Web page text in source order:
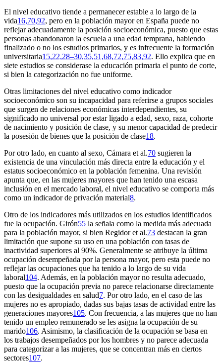
El nivel educativo tiende a permanecer estable a lo largo de la
vida16,70,92, pero en la población mayor en España puede no
reflejar adecuadamente la posición socioeconómica, puesto que estas
personas abandonaron la escuela a una edad temprana, habiendo
finalizado o no los estudios primarios, y es infrecuente la formación
universitaria15,22,28–30,35,51,68,72,75,83,92. Ello explica que en
siete estudios se considerase la educación primaria el punto de corte,
si bien la categorización no fue uniforme.
Otras limitaciones del nivel educativo como indicador
socioeconómico son su incapacidad para referirse a grupos sociales
que surgen de relaciones económicas interdependientes, su
significado no universal por estar ligado a edad, sexo, raza, cohorte
de nacimiento y posición de clase, y su menor capacidad de predecir
la posesión de bienes que la posición de clase18.
Por otro lado, en cuanto al sexo, Cámara et al.70 sugieren la
existencia de una vinculación más directa entre la educación y el
estatus socioeconómico en la población femenina. Una revisión
apunta que, en las mujeres mayores que han tenido una escasa
inclusión en el mercado laboral, el nivel educativo se comporta más
como un indicador de privación material8.
Otro de los indicadores más utilizados en los estudios identificados
fue la ocupación. Girón55 la señala como la medida más adecuada
para la población mayor, si bien Regidor et al.73 destacan la gran
limitación que supone su uso en una población con tasas de
inactividad superiores al 90%. Generalmente se atribuye la última
ocupación desempeñada por la persona mayor, pero esta puede no
reflejar las ocupaciones que ha tenido a lo largo de su vida
laboral104. Además, en la población mayor no resulta adecuado,
puesto que la ocupación previa no parece relacionarse directamente
con las desigualdades en salud7. Por otro lado, en el caso de las
mujeres no es apropiado, dadas sus bajas tasas de actividad entre las
generaciones mayores105. Con frecuencia, a las mujeres que no han
tenido un empleo remunerado se les asigna la ocupación de su
marido106. Asimismo, la clasificación de la ocupación se basa en
los trabajos desempeñados por los hombres y no parece adecuada
para categorizar a las mujeres, que se concentran más en ciertos
sectores107.